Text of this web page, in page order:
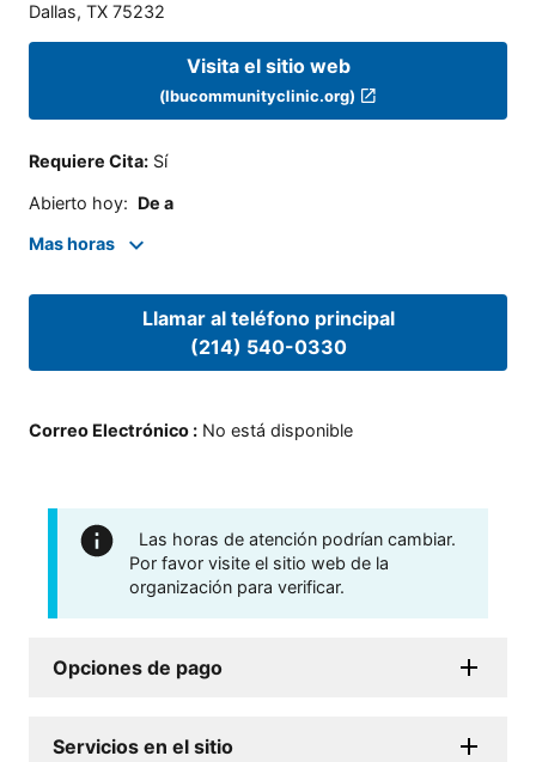
Dallas, TX 75232
Visita el sitio web
(lbucommunityclinic.org)
Requiere Cita: Sí
Abierto hoy: De a
Mas horas
Llamar al teléfono principal
(214) 540-0330
Correo Electrónico : No está disponible
Las horas de atención podrían cambiar.
Por favor visite el sitio web de la
organización para verificar.
Opciones de pago
Servicios en el sitio